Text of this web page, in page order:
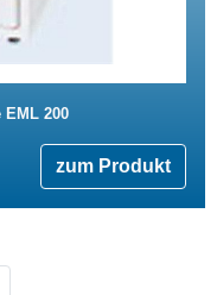
200
zum Produkt